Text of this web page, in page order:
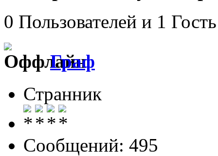
0 Пользователей и 1
Граф
Странник
Сообщений: 495